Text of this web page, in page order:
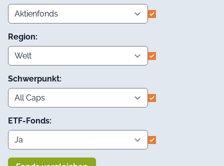
Region:
Schwerpunkt:
ETF-Fonds: